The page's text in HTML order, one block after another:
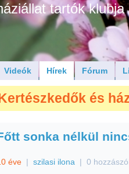
tartók klubja
Videók Hírek Fórum
és
sonka nélkül
éve | szilasi ilona | 0